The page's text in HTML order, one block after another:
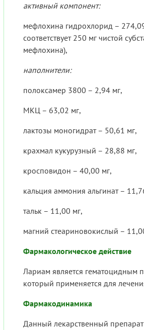
активный компонент:
мефлохина гидрохлорид –
соответствует 250 мг чистой
мефлохина),
наполнители:
полоксамер 3800 – 2,94 мг,
МКЦ – 63,02 мг,
лактозы моногидрат – 50,61 мг,
крахмал кукурузный – 28,88 мг,
кросповидон – 40,00 мг,
кальция аммония альгинат –
тальк – 11,00 мг,
магний стеариновокислый –
Фармакологическое действие
Лариам является гематоцидным
который применяется для
Фармакодинамика
Данный лекарственный препарат